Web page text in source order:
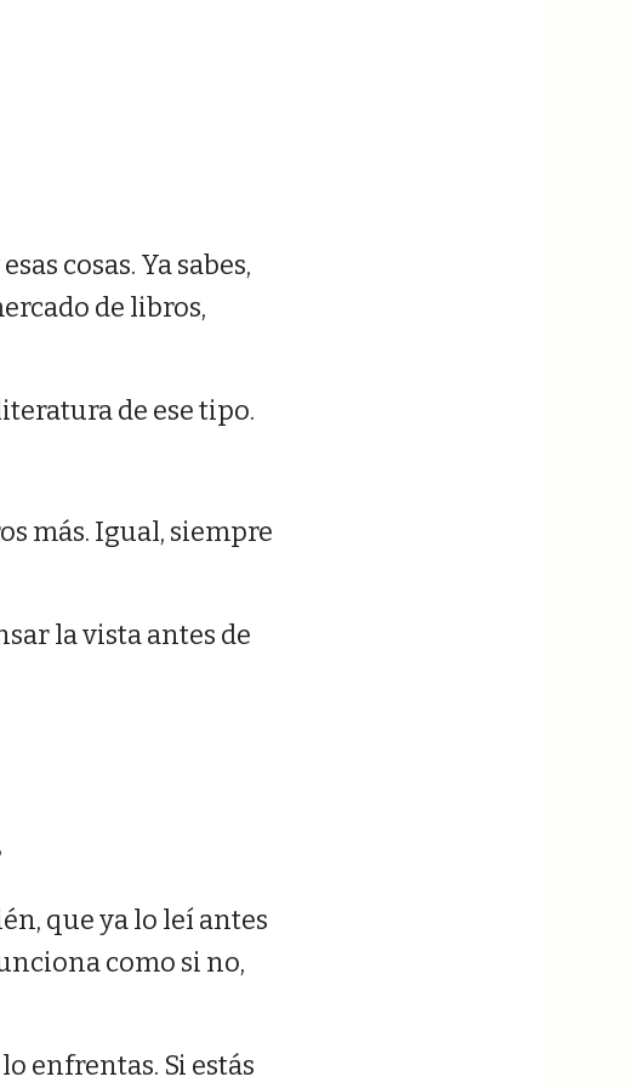
cosas. Ya sabes,
de libros,
de ese tipo.
más. Igual, siempre
la vista antes de
que ya lo leí antes
como si no,
enfrentas. Si estás